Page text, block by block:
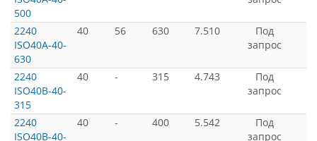
500
2240
ISO40A-40-
630
40 56 630 7.510
Под
запрос
2240
ISO40B-40-
315
40 - 315 4.743
Под
запрос
2240
ISO40B-40-
40 - 400 5.542
Под
запрос